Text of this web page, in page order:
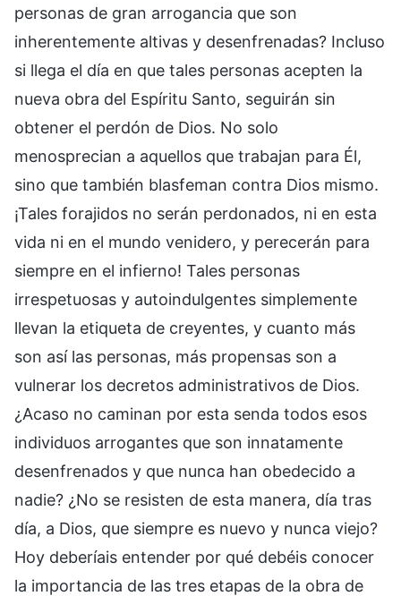
personas de gran arrogancia que son
inherentemente altivas y desenfrenadas? Incluso
si llega el día en que tales personas acepten la
nueva obra del Espíritu Santo, seguirán sin
obtener el perdón de Dios. No solo
menosprecian a aquellos que trabajan para Él,
sino que también blasfeman contra Dios mismo.
¡Tales forajidos no serán perdonados, ni en esta
vida ni en el mundo venidero, y perecerán para
siempre en el infierno! Tales personas
irrespetuosas y autoindulgentes simplemente
llevan la etiqueta de creyentes, y cuanto más
son así las personas, más propensas son a
vulnerar los decretos administrativos de Dios.
¿Acaso no caminan por esta senda todos esos
individuos arrogantes que son innatamente
desenfrenados y que nunca han obedecido a
nadie? ¿No se resisten de esta manera, día tras
día, a Dios, que siempre es nuevo y nunca viejo?
Hoy deberíais entender por qué debéis conocer
la importancia de las tres etapas de la obra de